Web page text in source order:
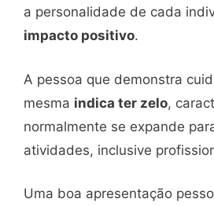
a personalidade de cada
impacto positivo.
A pessoa que demonstra
mesma indica ter zelo,
normalmente se expande
atividades, inclusive
Uma boa apresentação